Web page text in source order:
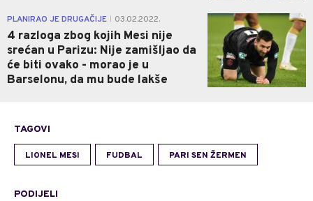
PLANIRAO JE DRUGAČIJE 03.02.2022.
4 razloga zbog kojih Mesi nije
srećan u Parizu: Nije zamišljao da
će biti ovako - morao je u
Barselonu, da mu bude lakše
0
TAGOVI
LIONEL MESI FUDBAL PARI SEN ŽERMEN
PODIJELI